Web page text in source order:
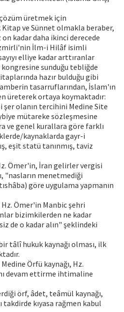
üretmek için
ve Sünnet olmakla beraber,
on kadar daha ikinci derecede
İlm-i Hilâf isimli
elliye kadar arttıranlar
sunduğu tebliğde
hazır bulduğu gibi
tasarruflarından, İslam'ın
üreterek ortaya koymaktadır:
şer olanın tercihini Medine Site
mütareke sözleşmesine
ve genel kurallara göre farklı
kaynaklarda gayr-i
eşit statü tanınmış, taviz
Ömer'in, İran gelirler vergisi
"nasların menetmediği
göre uygulama yapmanın
Ömer'in Manbic şehri
bizimkilerden ne kadar
de o kadar alın" şeklindeki
tâlî hukuk kaynağı olması, ilk
Örfü kaynağı, Hz.
devam ettirme ihtimaline
örf, âdet, teâmül kaynağı,
takdirde kıyasa rağmen kabul